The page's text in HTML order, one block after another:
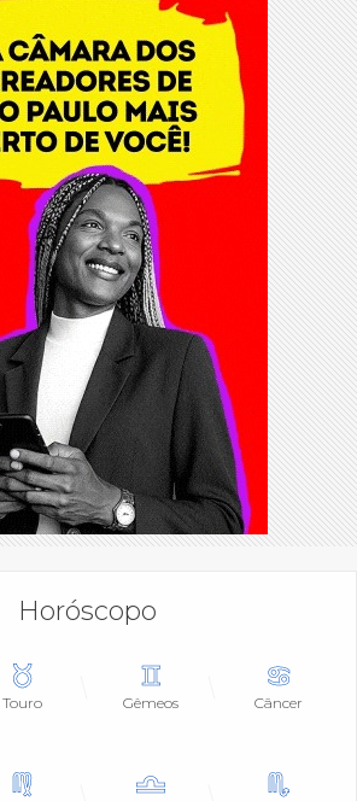
Horóscopo
Touro Gêmeos Câncer